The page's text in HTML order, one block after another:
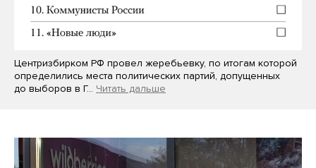
Центризбирком РФ провел жеребьевку, по итогам которой
определились места политических партий, допущенных
до выборов в Г… Читать дальше